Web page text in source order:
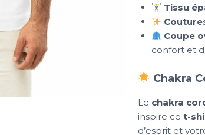
Tissu
Coupe
confort et
Chakra
Le chakra
inspire ce t-
d’esprit et